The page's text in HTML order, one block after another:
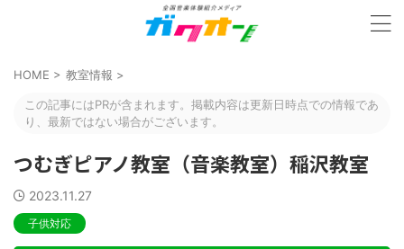
HOME > 教室情報 >
この記事にはPRが含まれます。掲載内容は更新日時点での情報であ
り、最新ではない場合がございます。
つむぎピアノ教室（音楽教室）稲沢教室
2023.11.27
子供対応